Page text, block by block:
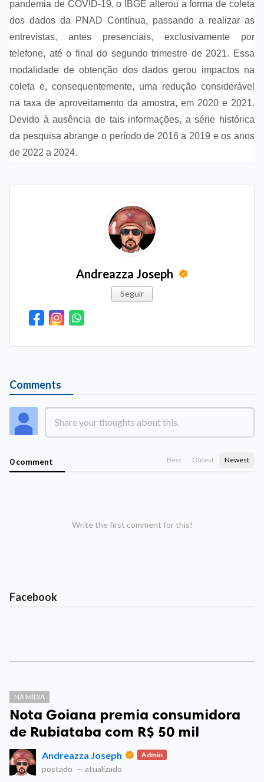
pandemia de COVID-19, o IBGE alterou a forma de coleta
dos dados da PNAD Contínua, passando a realizar as
entrevistas, antes presenciais, exclusivamente por
telefone, até o final do segundo trimestre de 2021. Essa
modalidade de obtenção dos dados gerou impactos na
coleta e, consequentemente, uma redução considerável
na taxa de aproveitamento da amostra, em 2020 e 2021.
Devido à ausência de tais informações, a série histórica
da pesquisa abrange o período de 2016 a 2019 e os anos
de 2022 a 2024.
Andreazza Joseph
Seguir
Comments
0 comment Best Oldest Newest
Write the first comment for this!
Facebook
NA MÍDIA
Nota Goiana premia consumidora
de Rubiataba com R$ 50 mil
Andreazza Joseph Admin
postado — atualizado